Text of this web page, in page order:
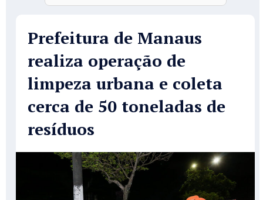
Prefeitura de Manaus
realiza operação de
limpeza urbana e coleta
cerca de 50 toneladas de
resíduos